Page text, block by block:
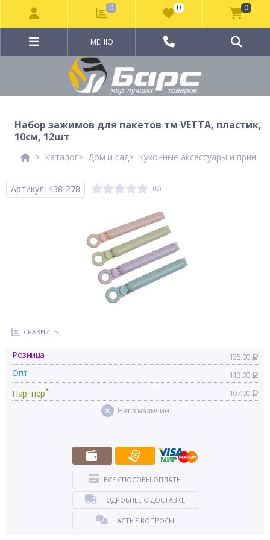
МЕНЮ
Набор зажимов для пакетов тм VETTA, пластик,
10см, 12шт
Каталог Дом и сад Кухонные аксессуары и
Артикул: 438-278 (0)
СРАВНИТЬ
Розница 125.00
Опт 113.00
Партнер* 107.00
Нет в наличии
ВСЕ СПОСОБЫ ОПЛАТЫ
ПОДРОБНЕЕ О ДОСТАВКЕ
ЧАСТЫЕ ВОПРОСЫ
0 0 0